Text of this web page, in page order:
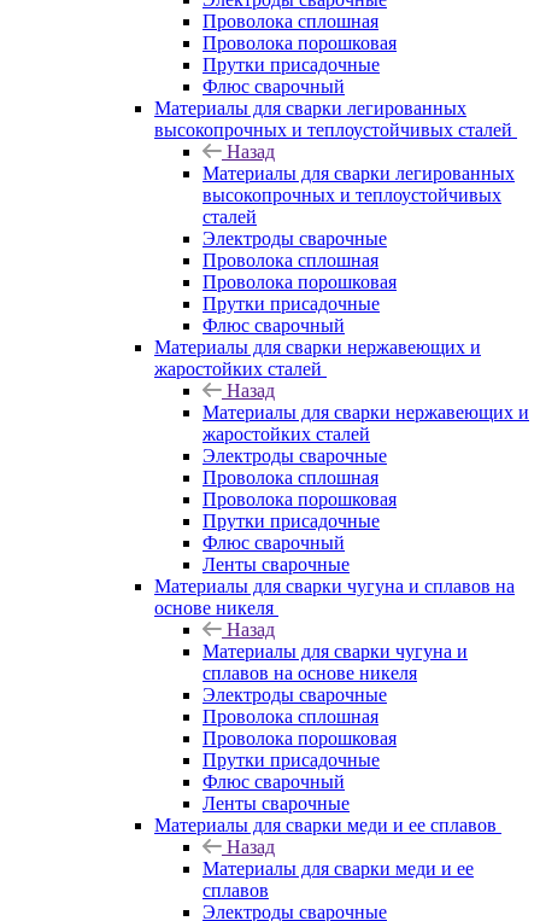
Проволока сплошная
Проволока порошковая
Прутки присадочные
Флюс сварочный
Материалы для сварки легированных
высокопрочных и теплоустойчивых сталей
Назад
Материалы для сварки легированных
высокопрочных и теплоустойчивых
сталей
Электроды сварочные
Проволока сплошная
Проволока порошковая
Прутки присадочные
Флюс сварочный
Материалы для сварки нержавеющих и
жаростойких сталей
Назад
Материалы для сварки нержавеющих и
жаростойких сталей
Электроды сварочные
Проволока сплошная
Проволока порошковая
Прутки присадочные
Флюс сварочный
Ленты сварочные
Материалы для сварки чугуна и сплавов на
основе никеля
Назад
Материалы для сварки чугуна и
сплавов на основе никеля
Электроды сварочные
Проволока сплошная
Проволока порошковая
Прутки присадочные
Флюс сварочный
Ленты сварочные
Материалы для сварки меди и ее сплавов
Назад
Материалы для сварки меди и ее
сплавов
Электроды сварочные